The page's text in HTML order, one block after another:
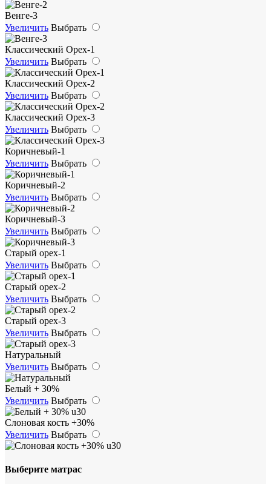
Венге-3
Увеличить Выбрать
Классический Орех-1
Увеличить Выбрать
Классический Орех-2
Увеличить Выбрать
Классический Орех-3
Увеличить Выбрать
Коричневый-1
Увеличить Выбрать
Коричневый-2
Увеличить Выбрать
Коричневый-3
Увеличить Выбрать
Старый орех-1
Увеличить Выбрать
Старый орех-2
Увеличить Выбрать
Старый орех-3
Увеличить Выбрать
Натуральный
Увеличить Выбрать
Белый + 30%
Увеличить Выбрать
Слоновая кость +30%
Увеличить Выбрать
Выберите матрас